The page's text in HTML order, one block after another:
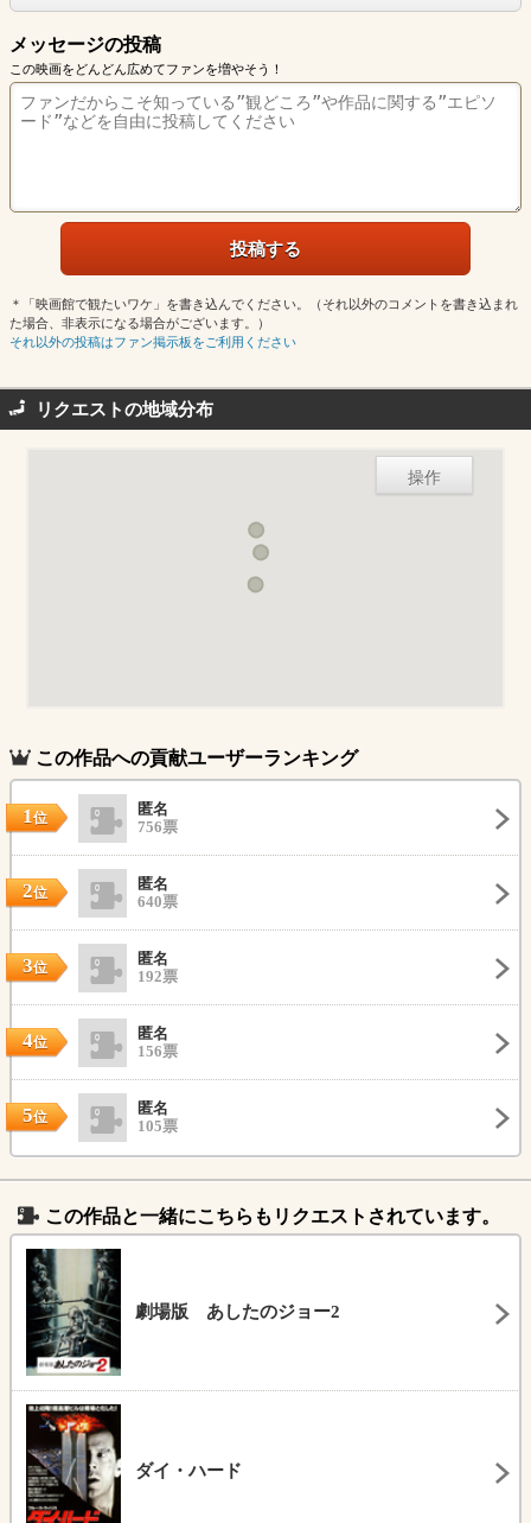
メッセージの投稿
この映画をどんどん広めてファンを増やそう！
＊「映画館で観たいワケ」を書き込んでください。（それ以外のコメントを書き込まれ
た場合、非表示になる場合がございます。）
それ以外の投稿はファン掲示板をご利用ください
リクエストの地域分布
操作
この作品への貢献ユーザーランキング
1位
匿名
756票
2位
匿名
640票
3位
匿名
192票
4位
匿名
156票
5位
匿名
105票
この作品と一緒にこちらもリクエストされています。
劇場版 あしたのジョー2
ダイ・ハード